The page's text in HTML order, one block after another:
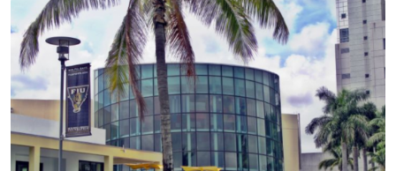
o
o
k
r
d
I
n
r
e
s
t
d
s
A
p